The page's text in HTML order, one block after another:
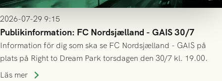
2026-07-29 9:15
Publikinformation: FC Nordsjælland - GAIS 30/7
Information för dig som ska se FC Nordsjælland - GAIS på
plats på Right to Dream Park torsdagen den 30/7 kl. 19.00.
Läs mer